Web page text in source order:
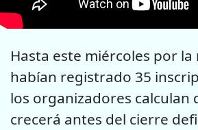
Hasta este miércoles por la
habían registrado 35
los organizadores calculan
crecerá antes del cierre